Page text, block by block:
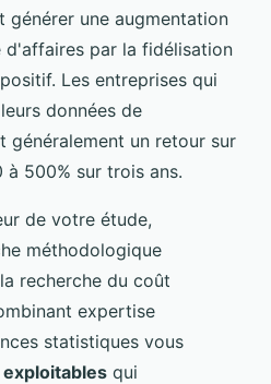
une augmentation
par la fidélisation
Les entreprises qui
données de
généralement un retour sur
500% sur trois ans.
de votre étude,
méthodologique
recherche du coût
expertise
statistiques vous
qui